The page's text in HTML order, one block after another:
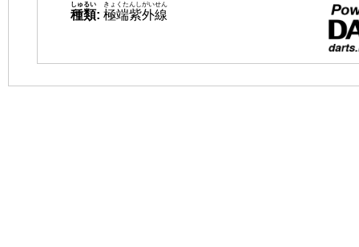
種類
しゅるい
: 極端紫外線
きょくたんしがいせん